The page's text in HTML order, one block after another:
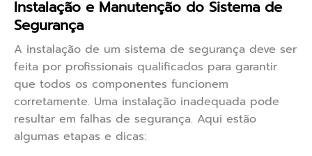
Instalação e Manutenção do Sistema de
Segurança
A instalação de um sistema de segurança deve ser
feita por profissionais qualificados para garantir
que todos os componentes funcionem
corretamente. Uma instalação inadequada pode
resultar em falhas de segurança. Aqui estão
algumas etapas e dicas: